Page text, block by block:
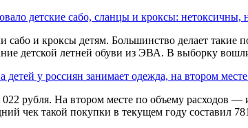
детские сабо, сланцы и кроксы: нетоксичны,
сабо и кроксы детям. Большинство делает
детской летней обуви из ЭВА. В выборку
детей у россиян занимает одежда, на втором
022 рубля. На втором месте по объему
чек такой покупки в текущем году составил